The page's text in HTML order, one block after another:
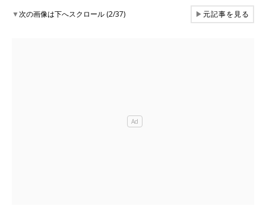
▼次の画像は下へスクロール (2/37) ▶元記事を見る